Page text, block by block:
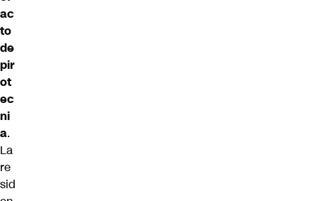
ac
to
de
pir
ot
ec
ni
a.
La
re
sid